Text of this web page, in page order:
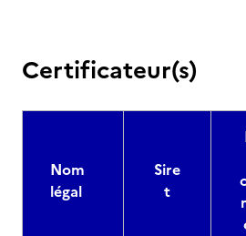
Certificateur(s)
Nom
légal
Sire
t